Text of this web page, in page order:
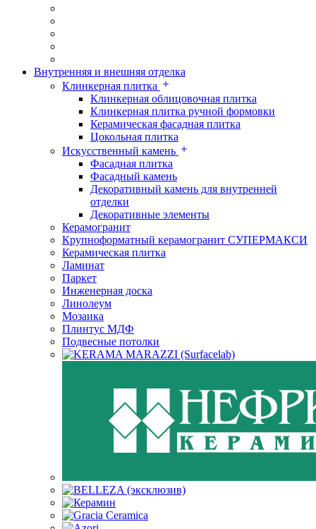
Внутренняя и внешняя отделка
Клинкерная плитка
Клинкерная облицовочная плитка
Клинкерная плитка ручной формовки
Керамическая фасадная плитка
Цокольная плитка
Искусственный камень
Фасадная плитка
Фасадный камень
Декоративный камень для внутренней
отделки
Декоративные элементы
Керамогранит
Крупноформатный керамогранит СУПЕРМАКСИ
Керамическая плитка
Ламинат
Паркет
Инженерная доска
Линолеум
Мозаика
Плинтус МДФ
Подвесные потолки